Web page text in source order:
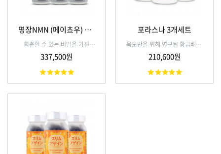
명장NMN (메이쵸우) 6개
세트
회춘할 수 있는 비밀을 가진
NMN 성분 서플리먼트
337,500원
포라스나 3개세트
육모만을 위해 연구된 황금배합,
포라스나 270정
210,600원